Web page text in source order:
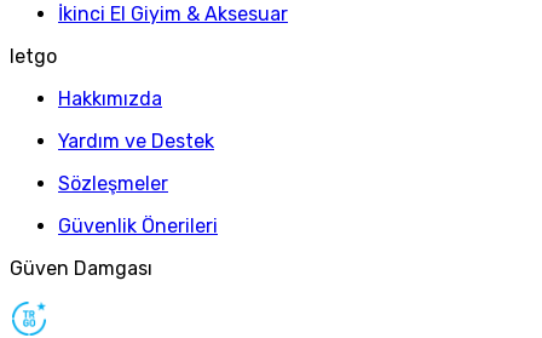
İkinci El Giyim & Aksesuar
letgo
Hakkımızda
Yardım ve Destek
Sözleşmeler
Güvenlik Önerileri
Güven Damgası